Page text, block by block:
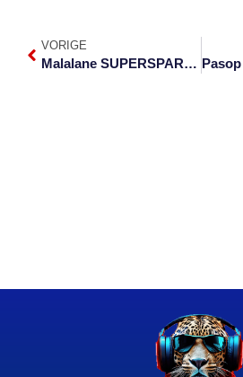
VORIGE
Malalane SUPERSPAR oop ondanks fopnuus